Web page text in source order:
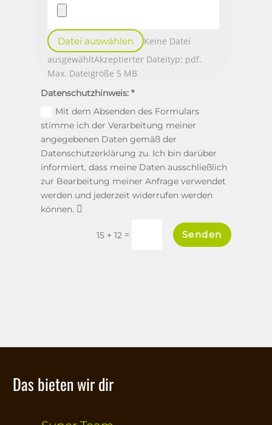
Datei auswählen
Keine Datei
ausgewähltAkzeptierter Dateityp: pdf.
Max. Dateigröße 5 MB
Datenschutzhinweis:
Mit dem Absenden des Formulars
stimme ich der Verarbeitung meiner
angegebenen Daten gemäß der
Datenschutzerklärung zu. Ich bin darüber
informiert, dass meine Daten ausschließlich
zur Bearbeitung meiner Anfrage verwendet
werden und jederzeit widerrufen werden
können.
15 + 12 = Senden
Das bieten wir dir